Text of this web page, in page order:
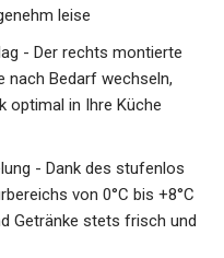
leise
- Der rechts montierte
nach Bedarf wechseln,
optimal in Ihre Küche
- Dank des stufenlos
von 0°C bis +8°C
Getränke stets frisch und